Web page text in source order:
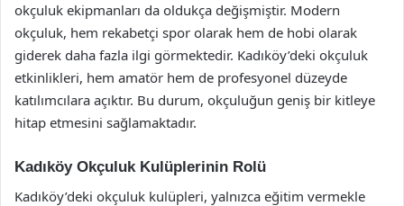
okçuluk ekipmanları da oldukça değişmiştir. Modern
okçuluk, hem rekabetçi spor olarak hem de hobi olarak
giderek daha fazla ilgi görmektedir. Kadıköy’deki okçuluk
etkinlikleri, hem amatör hem de profesyonel düzeyde
katılımcılara açıktır. Bu durum, okçuluğun geniş bir kitleye
hitap etmesini sağlamaktadır.
Kadıköy Okçuluk Kulüplerinin Rolü
Kadıköy’deki okçuluk kulüpleri, yalnızca eğitim vermekle